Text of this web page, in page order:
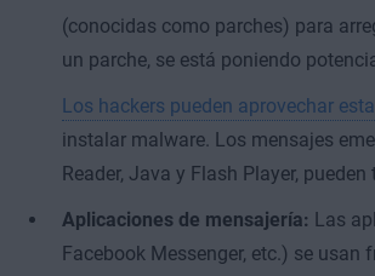
(conocidas como parches) para
un parche, se está poniendo
Los hackers pueden aprovechar
instalar malware. Los mensajes
Reader, Java y Flash Player,
Aplicaciones de mensajería: Las
Facebook Messenger, etc.) se